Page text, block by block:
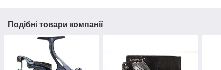
Подібні товари компанії